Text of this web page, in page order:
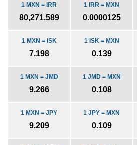
1 IRR = MXN
0.0000125
1 MXN = IRR
80,271.589
1 ISK = MXN
0.139
1 MXN = ISK
7.198
1 JMD = MXN
0.108
1 MXN = JMD
9.266
1 JPY = MXN
0.109
1 MXN = JPY
9.209